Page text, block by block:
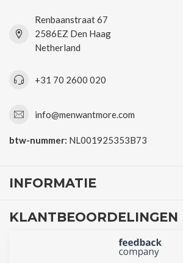
Renbaanstraat 67
2586EZ Den Haag
Netherland
+31 70 2600 020
info@menwantmore.com
btw-nummer: NL001925353B73
INFORMATIE
KLANTBEOORDELINGEN